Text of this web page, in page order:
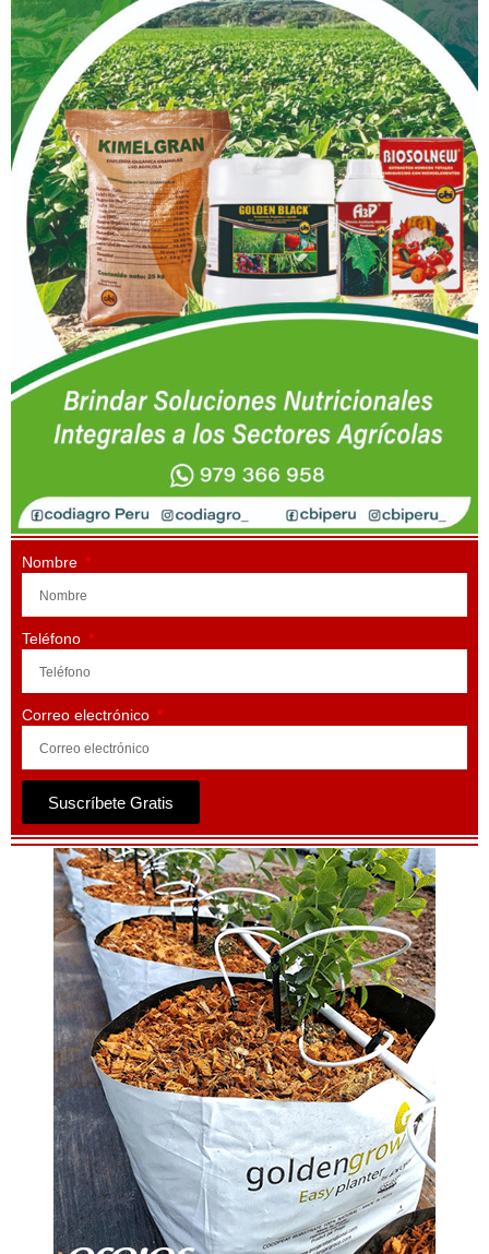
Nombre
Teléfono
Correo electrónico
Suscríbete Gratis